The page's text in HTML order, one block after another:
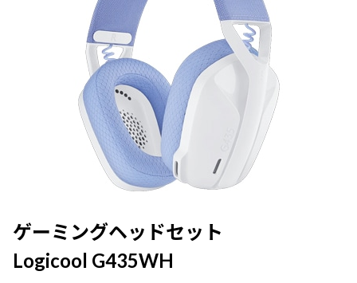
ゲーミングヘッドセット
Logicool G435WH